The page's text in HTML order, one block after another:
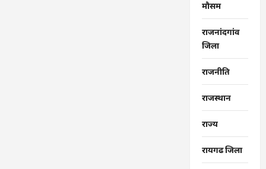
मौसम
राजनांदगांव
जिला
राजनीति
राजस्थान
राज्‍य
रायगढ जिला